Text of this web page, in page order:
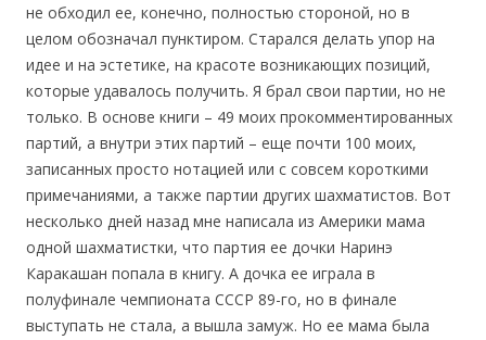
не обходил ее, конечно, полностью стороной, но в
целом обозначал пунктиром. Старался делать упор на
идее и на эстетике, на красоте возникающих позиций,
которые удавалось получить. Я брал свои партии, но не
только. В основе книги – 49 моих прокомментированных
партий, а внутри этих партий – еще почти 100 моих,
записанных просто нотацией или с совсем короткими
примечаниями, а также партии других шахматистов. Вот
несколько дней назад мне написала из Америки мама
одной шахматистки, что партия ее дочки Наринэ
Каракашан попала в книгу. А дочка ее играла в
полуфинале чемпионата СССР 89-го, но в финале
выступать не стала, а вышла замуж. Но ее мама была